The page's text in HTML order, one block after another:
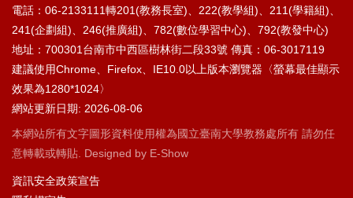
電話：06-2133111轉201(教務長室)、222(教學組)、211(學籍組)、
241(企劃組)、246(推廣組)、782(數位學習中心)、792(教發中心)
地址：700301台南市中西區樹林街二段33號 傳真：06-3017119
建議使用Chrome、Firefox、IE10.0以上版本瀏覽器〈螢幕最佳顯示
效果為1280*1024〉
網站更新日期: 2026-08-06
本網站所有文字圖形資料使用權為國立臺南大學教務處所有 請勿任
意轉載或轉貼. Designed by E-Show
資訊安全政策宣告